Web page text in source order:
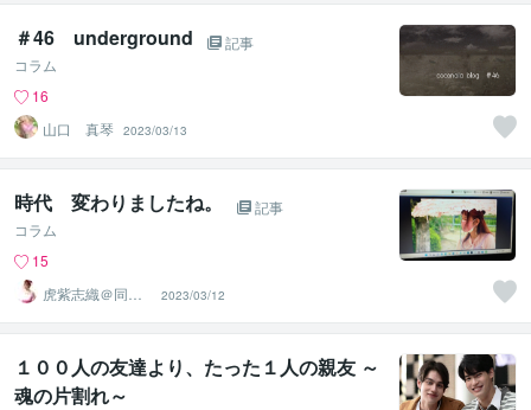
＃46 underground
記事
コラム
16
山口 真琴
2023/03/13
時代 変わりましたね。
記事
コラム
15
虎紫志織＠同じ
目線の『駆け込
み寺』
2023/03/12
１００人の友達より、たった１人の親友 ～
魂の片割れ～